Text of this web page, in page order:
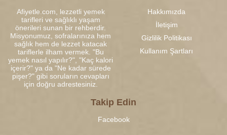
Afiyetle.com, lezzetli yemek
tarifleri ve sağlıklı yaşam
önerileri sunan bir rehberdir.
Misyonumuz, sofralarınıza hem
sağlık hem de lezzet katacak
tariflerle ilham vermek. "Bu
yemek nasıl yapılır?", "Kaç kalori
içerir?" ya da "Ne kadar sürede
pişer?" gibi soruların cevapları
için doğru adrestesiniz.
Hakkımızda
İletişim
Gizlilik Politikası
Kullanım Şartları
Takip Edin
Facebook